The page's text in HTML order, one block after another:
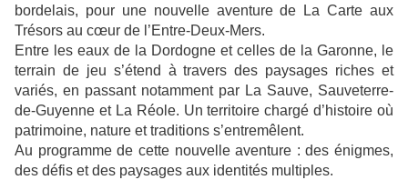
bordelais, pour une nouvelle aventure de La Carte aux
Trésors au cœur de l’Entre-Deux-Mers.
Entre les eaux de la Dordogne et celles de la Garonne, le
terrain de jeu s’étend à travers des paysages riches et
variés, en passant notamment par La Sauve, Sauveterre-
de-Guyenne et La Réole. Un territoire chargé d’histoire où
patrimoine, nature et traditions s’entremêlent.
Au programme de cette nouvelle aventure : des énigmes,
des défis et des paysages aux identités multiples.